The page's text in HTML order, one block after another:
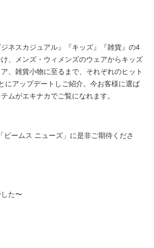
ジネスカジュアル』『キッズ』『雑貨』の4
、メンズ・ウィメンズのウェアからキッズ
、雑貨小物に至るまで、それぞれのヒット
にアップデートしご紹介。今お客様に選ば
ムがエキナカでご覧になれます。
ビームス ニューズ」に是非ご期待くださ
た〜